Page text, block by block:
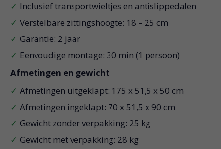
Inclusief transportwieltjes en antislippedalen
Verstelbare zittingshoogte: 18 – 25 cm
Garantie: 2 jaar
Eenvoudige montage: 30 min (1 persoon)
Afmetingen en gewicht
Afmetingen uitgeklapt: 175 x 51,5 x 50 cm
Afmetingen ingeklapt: 70 x 51,5 x 90 cm
Gewicht zonder verpakking: 25 kg
Gewicht met verpakking: 28 kg